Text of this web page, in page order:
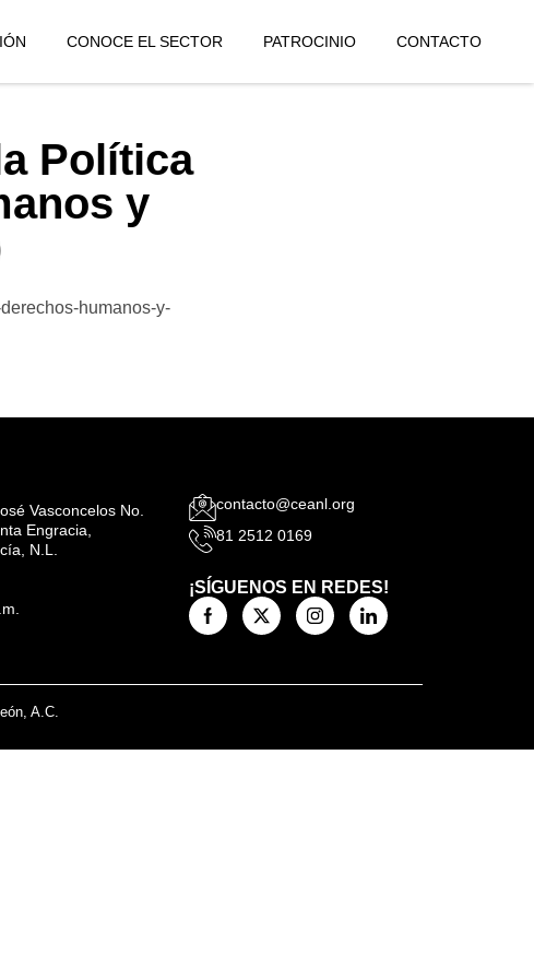
CONOCE EL SECTOR PATROCINIO CONTACTO
Política
y
humanos-y-
Vasconcelos No.
Engracia,
N.L.
contacto@ceanl.org
81 2512 0169
¡SÍGUENOS EN REDES!
A.C.